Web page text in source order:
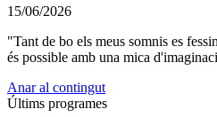
15/06/2026
"Tant de bo els meus somnis es
és possible amb una mica
Anar al contingut
Últims programes